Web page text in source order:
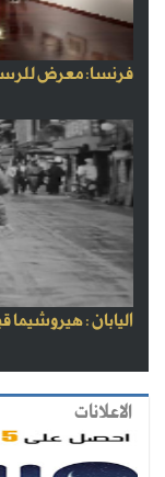
فرنسا: معرض للرسام
اليابان : هيروشيما
الاعلانات